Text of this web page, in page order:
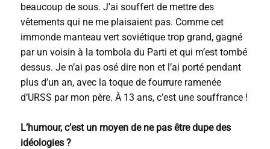
beaucoup de sous. J’ai souffert de mettre des
vêtements qui ne me plaisaient pas. Comme cet
immonde manteau vert soviétique trop grand, gagné
par un voisin à la tombola du Parti et qui m’est tombé
dessus. Je n’ai pas osé dire non et l’ai porté pendant
plus d’un an, avec la toque de fourrure ramenée
d’URSS par mon père. À 13 ans, c’est une souffrance !
L’humour, c’est un moyen de ne pas être dupe des
idéologies ?